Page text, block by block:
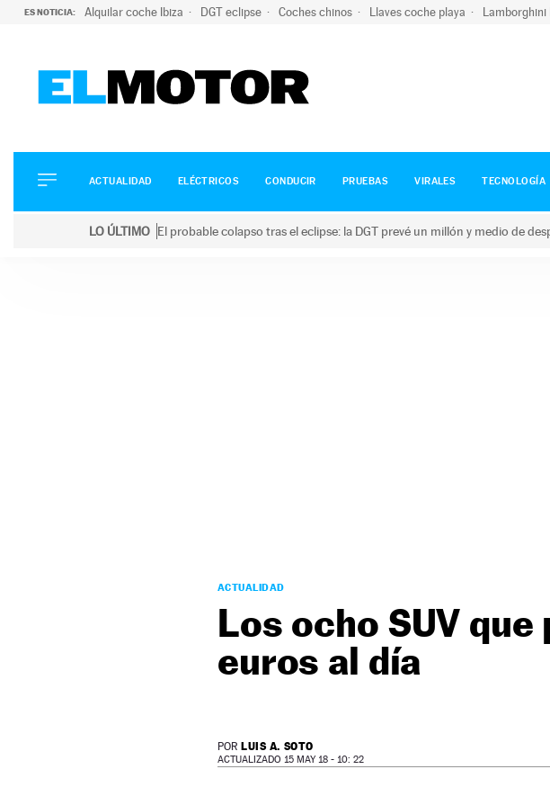
ES NOTICIA: Alquilar coche Ibiza DGT eclipse Coches chinos Llaves coche playa Lamborghini
ELÉCTRICOS
CONDUCIR
ACTUALIDAD ELÉCTRICOS CONDUCIR PRUEBAS VIRALES TECNOLOGÍA
LO ÚLTIMO El probable colapso tras el eclipse: la DGT prevé un millón y medio de
ACTUALIDAD
Los ocho SUV
euros al día
POR LUIS A. SOTO
ACTUALIZADO 15 MAY 18 - 10: 22